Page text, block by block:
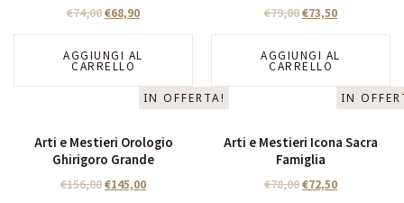
€74,00€68,90
AGGIUNGI AL
CARRELLO
€79,00€73,50
AGGIUNGI AL
CARRELLO
IN OFFERTA!
Arti e Mestieri Orologio
Ghirigoro Grande
€156,00€145,00
IN
Arti e Mestieri Icona Sacra
Famiglia
€78,00€72,50